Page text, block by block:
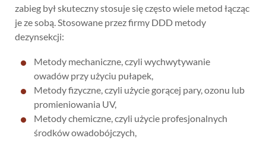
zabieg był skuteczny stosuje się często wiele metod łącząc
je ze sobą. Stosowane przez firmy DDD metody
dezynsekcji:
Metody mechaniczne, czyli wychwytywanie
owadów przy użyciu pułapek,
Metody fizyczne, czyli użycie gorącej pary, ozonu lub
promieniowania UV,
Metody chemiczne, czyli użycie profesjonalnych
środków owadobójczych,